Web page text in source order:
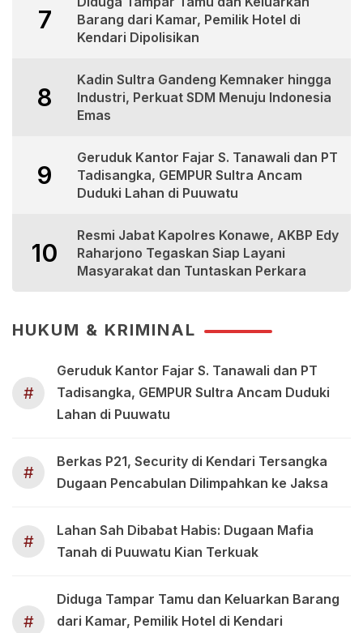
7
Barang dari Kamar, Pemilik Hotel di
Kendari Dipolisikan
8
Kadin Sultra Gandeng Kemnaker hingga
Industri, Perkuat SDM Menuju Indonesia
Emas
9
Geruduk Kantor Fajar S. Tanawali dan PT
Tadisangka, GEMPUR Sultra Ancam
Duduki Lahan di Puuwatu
10
Resmi Jabat Kapolres Konawe, AKBP Edy
Raharjono Tegaskan Siap Layani
Masyarakat dan Tuntaskan Perkara
HUKUM & KRIMINAL
#
Geruduk Kantor Fajar S. Tanawali dan PT
Tadisangka, GEMPUR Sultra Ancam Duduki
Lahan di Puuwatu
#
Berkas P21, Security di Kendari Tersangka
Dugaan Pencabulan Dilimpahkan ke Jaksa
#
Lahan Sah Dibabat Habis: Dugaan Mafia
Tanah di Puuwatu Kian Terkuak
#
Diduga Tampar Tamu dan Keluarkan Barang
dari Kamar, Pemilik Hotel di Kendari